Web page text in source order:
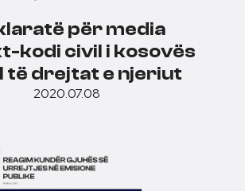
për media
kodi civil i kosovës
të drejtat e njeriut
2020.07.08